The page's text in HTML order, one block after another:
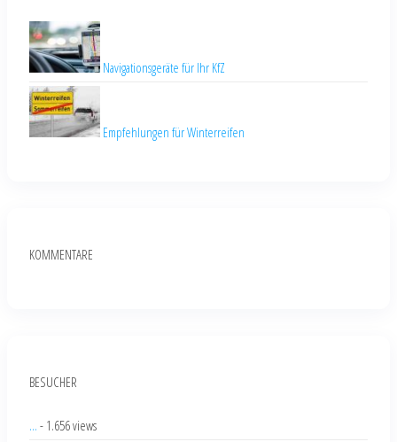
Navigationsgeräte für Ihr KfZ
Empfehlungen für Winterreifen
KOMMENTARE
BESUCHER
... - 1.656 views